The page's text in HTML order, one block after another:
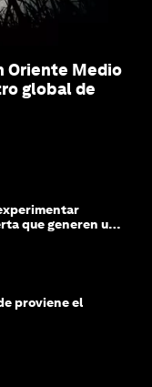
Oriente Medio
global de
que generen un
proviene el